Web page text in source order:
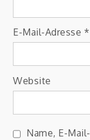
E-Mail-Adresse *
Website
Name, E-